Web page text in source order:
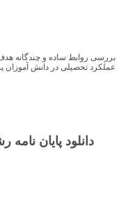
بررسی روابط ساده و چندگانه
عملکرد تحصیلی در دانش
دانلود پایان